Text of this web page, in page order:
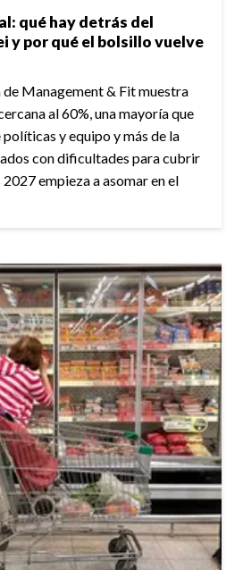
qué hay detrás del
y por qué el bolsillo vuelve
de Management & Fit muestra
al 60%, una mayoría que
y equipo y más de la
con dificultades para cubrir
empieza a asomar en el